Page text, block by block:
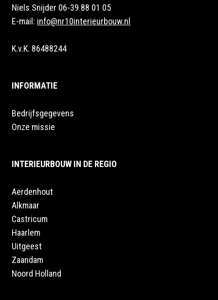
Niels Snijder 06-39 88 01 05
E-mail: info@nr10interieurbouw.nl
K.v.K. 86488244
INFORMATIE
Bedrijfsgegevens
Onze missie
INTERIEURBOUW IN DE REGIO
Aerdenhout
Alkmaar
Castricum
Haarlem
Uitgeest
Zaandam
Noord Holland